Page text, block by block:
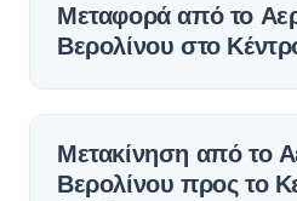
Μεταφορά από το
Βερολίνου στο
Μετακίνηση από το
Βερολίνου προς το